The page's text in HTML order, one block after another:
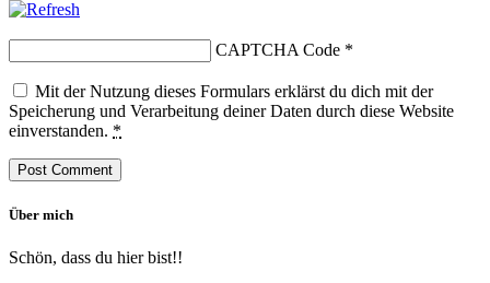
CAPTCHA Code *
Mit der Nutzung dieses Formulars erklärst du dich mit der
Speicherung und Verarbeitung deiner Daten durch diese Website
einverstanden. *
Über mich
Schön, dass du hier bist!!